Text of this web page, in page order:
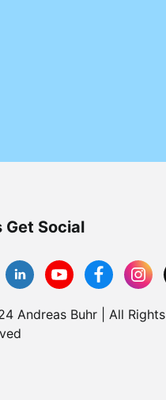
Get Social
Andreas Buhr | All Rights